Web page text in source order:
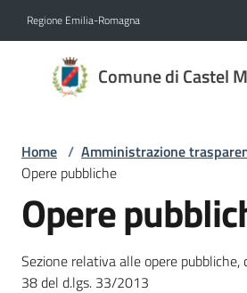
Regione Emilia-Romagna
Comune di Castel
Comune
di Castel
D'ARGENTO
AL MERITO
Amministrazione
Home / Amministrazione
Opere pubbliche
Opere
Sezione relativa alle opere
38 del d.lgs. 33/2013